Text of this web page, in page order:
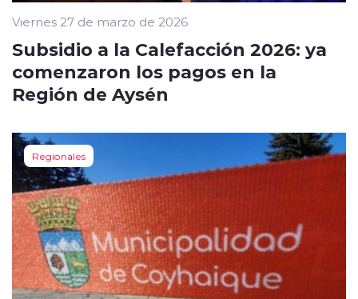
Viernes 27 de marzo de 2026
Subsidio a la Calefacción 2026: ya
comenzaron los pagos en la
Región de Aysén
Regionales